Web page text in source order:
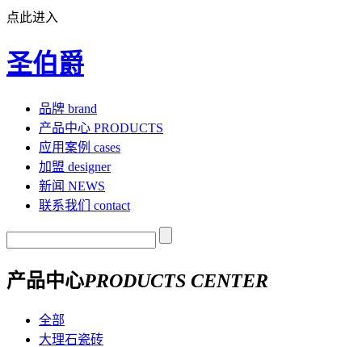
点此进入
圣伯爵
品牌 brand
产品中心 PRODUCTS
应用案例 cases
加盟 designer
新闻 NEWS
联系我们
contact
产品中心PRODUCTS CENTER
全部
大理石瓷砖